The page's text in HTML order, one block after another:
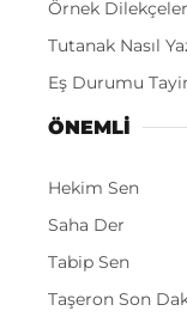
Örnek Dilekçeler
Tutanak Nasıl
Eş Durumu
ÖNEMLI
Hekim Sen
Saha Der
Tabip Sen
Taşeron Son